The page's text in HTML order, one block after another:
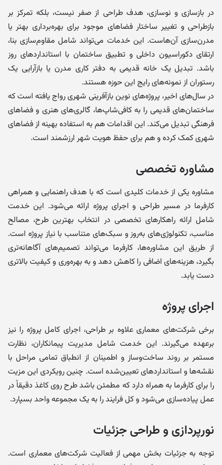
در بازسازی و نوسازی، هدف طراحی از صفر نیست، بلکه تمرکز بر
بازطراحی و تغییر ساختار فضاهای موجود برای بهره‌برداری بهتر یا
مدرن‌سازی آن‌هاست. این خدمات می‌تواند شامل مقاوم‌سازی بنا،
ارتقای دکوراسیون داخلی و تطبیق ساختمان با استانداردهای روز
باشد. تبدیل یک خانه قدیمی به دفتر کاری مدرن یا بازآرایی یک
رستوران از نمونه‌های رایج این حوزه هستند.
در سال‌های اخیر، پروژه‌های نوین بازآفرینی شهری رواج یافته است که
ساختمان‌های قدیمی را به کافی‌شاپ‌ها، گالری‌های هنری و فضاهای
فرهنگی تبدیل می‌کند. این اقدامات هم به استفاده بهینه از فضاهای
شهری کمک کرده و هم برای حفظ هویت شهر ارزشمند است.
مشاوره تخصصی
مشاوره یکی از خدمات کلیدی است که با هدف راهنمایی و همراهی
کارفرما در مسیر طراحی و اجرای پروژه ارائه می‌شود. این خدمت
شامل ارائه راهکارهای تخصصی در انتخاب بهترین طرح، مصالح
مناسب، تکنولوژی‌های به‌روز و سبک‌های متناسب با نیاز پروژه است.
از طریق این مشاوره‌ها، کارفرما می‌تواند تصمیم‌های آگاهانه‌تری
بگیرد، هزینه‌های اضافی را کاهش دهد و به بهره‌وری و کیفیت بالاتری
دست یابد.
اجرای پروژه
برخی شرکت‌های معماری علاوه بر طراحی، اجرای کامل پروژه را نیز
برعهده می‌گیرند. این خدمت شامل مدیریت پیمانکاران، نظارت
مستمر بر روند ساخت‌وساز و اطمینان از انطباق تمامی مراحل با
نقشه‌ها و استانداردهای تعیین‌شده است. چنین رویکردی این مزیت
را برای کارفرما به همراه دارد که مطمئن باشد طرح روی کاغذ دقیقاً در
عمل پیاده‌سازی می‌شود و کل فرایند را به یک مجموعه واحد بسپارد.
نورپردازی و طراحی جزئیات
توجه به جزئیات بخش مهمی از فعالیت شرکت‌های معماری است.